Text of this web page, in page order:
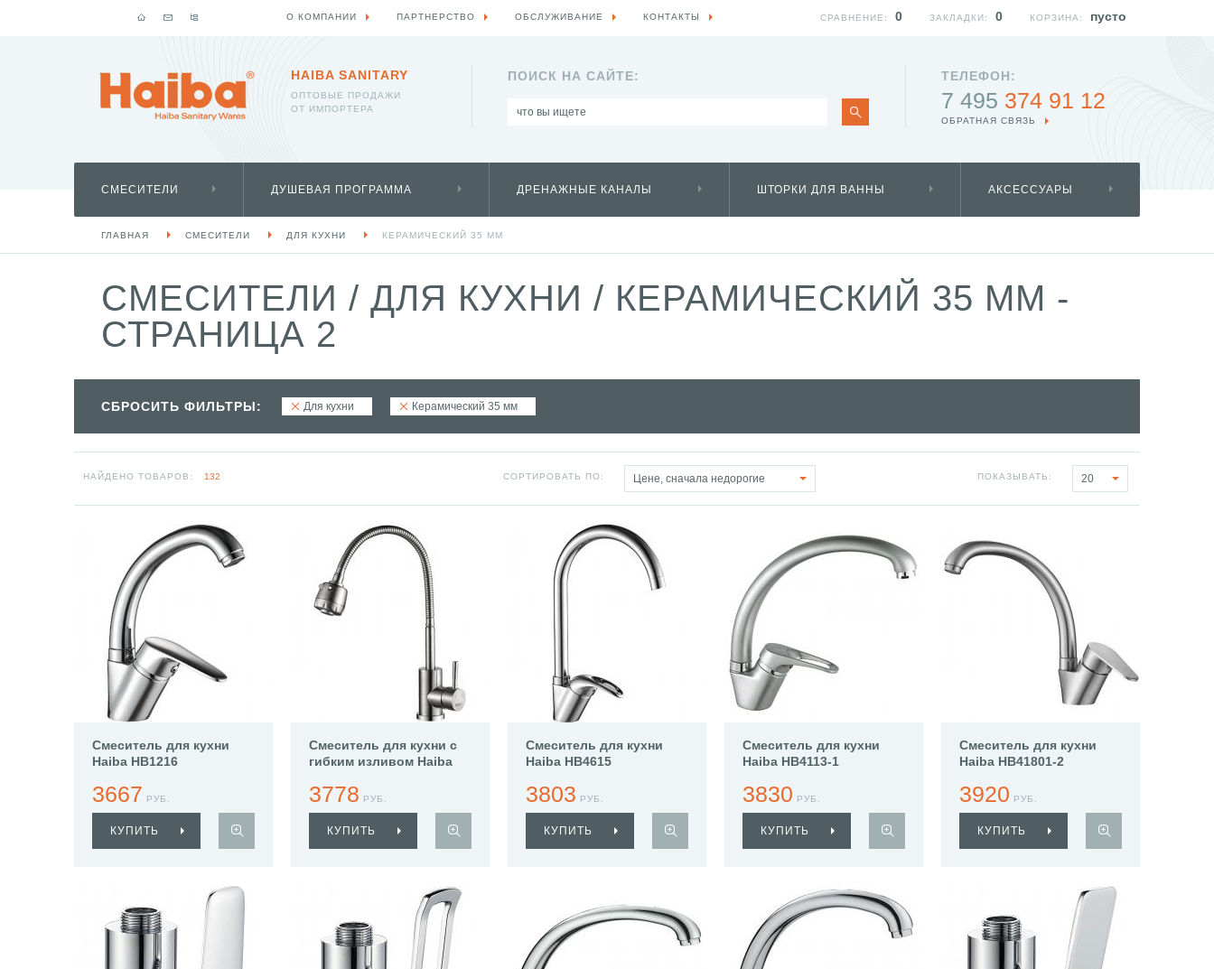
HAIBA SANITARY
ОПТОВЫЕ ПРОДАЖИ
ОТ ИМПОРТЕРА
ПОИСК НА САЙТЕ: ТЕЛЕФОН:
7 495 374 91 12
ОБРАТНАЯ СВЯЗЬ
СМЕСИТЕЛИ ДУШЕВАЯ ПРОГРАММА ДРЕНАЖНЫЕ КАНАЛЫ ШТОРКИ ДЛЯ ВАННЫ АКСЕССУАРЫ
ГЛАВНАЯ СМЕСИТЕЛИ ДЛЯ КУХНИ КЕРАМИЧЕСКИЙ 35 ММ
СМЕСИТЕЛИ / ДЛЯ КУХНИ / КЕРАМИЧЕСКИЙ 35 ММ -
СТРАНИЦА 2
СБРОСИТЬ ФИЛЬТРЫ: Для кухни Керамический 35 мм
НАЙДЕНО ТОВАРОВ: 132 СОРТИРОВАТЬ ПО: Цене, сначала недорогие ПОКАЗЫВАТЬ: 20
Смеситель для кухни
Haiba HB1216
3667 РУБ.
КУПИТЬ
Смеситель для кухни с
гибким изливом Haiba
3778 РУБ.
КУПИТЬ
Смеситель для кухни
Haiba HB4615
3803 РУБ.
КУПИТЬ
Смеситель для кухни
Haiba HB4113-1
3830 РУБ.
КУПИТЬ
Смеситель для кухни
Haiba HB41801-2
3920 РУБ.
КУПИТЬ
О КОМПАНИИ ПАРТНЕРСТВО ОБСЛУЖИВАНИЕ КОНТАКТЫ КОРЗИНА: пусто
ЗАКЛАДКИ: 0
СРАВНЕНИЕ: 0